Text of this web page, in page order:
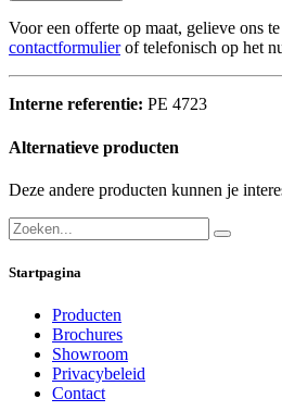
Voor een offerte op maat, gelieve ons
contactformulierof telefonisch op het
Interne referentie: PE 4723
Alternatieve producten
Deze andere producten kunnen je
Startpagina
Producten
Brochures
Showroom
Privacybeleid
Contact